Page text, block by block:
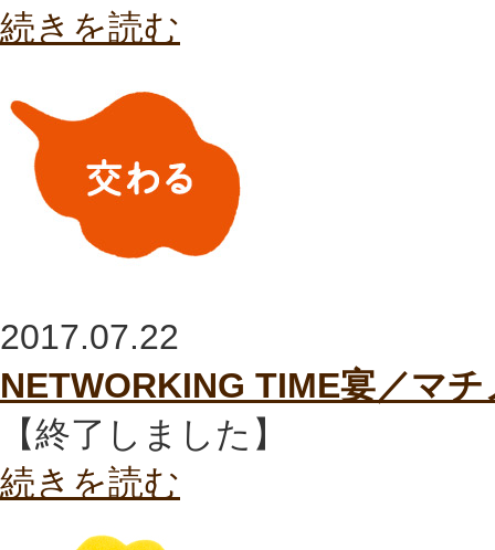
続きを読む
2017.07.22
NETWORKING TIME宴／マ
【終了しました】
続きを読む